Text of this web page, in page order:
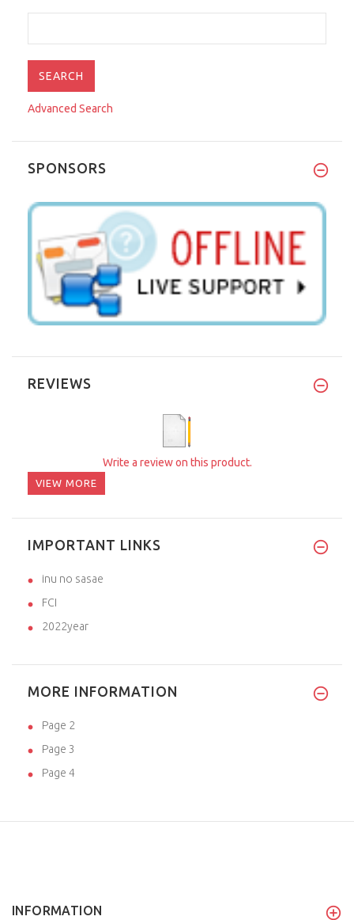
Advanced Search
SPONSORS
REVIEWS
Write a review on this product.
VIEW MORE
IMPORTANT LINKS
inu no sasae
FCI
2022year
MORE INFORMATION
Page 2
Page 3
Page 4
INFORMATION